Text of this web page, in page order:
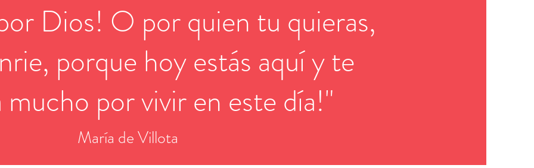
Dios! O por quien tu quieras,
porque hoy estás aquí y te
mucho por vivir en este día!"
María de Villota